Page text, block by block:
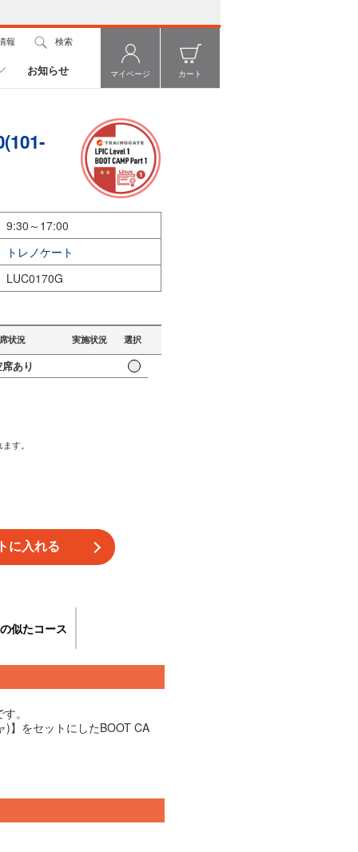
報 検索
お知らせ マイページ カート
9:30～17:00
トレノケート
LUC0170G
状況 実施状況 選択
あり
す。
似たコース
。
】をセットにしたBOOT CA